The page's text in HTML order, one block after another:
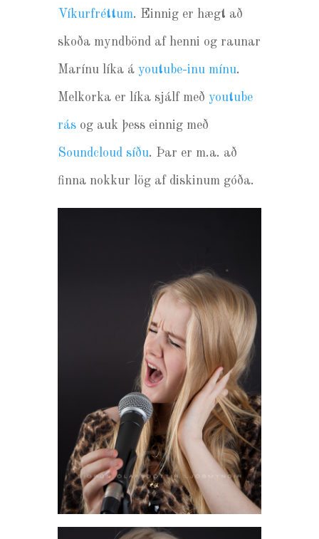
Víkurfréttum. Einnig er hægt að
skoða myndbönd af henni og raunar
Marínu líka á youtube-inu mínu.
Melkorka er líka sjálf með youtube
rásog auk þess einnig með
Soundcloud síðu. Þar er m.a. að
finna nokkur lög af diskinum góða.